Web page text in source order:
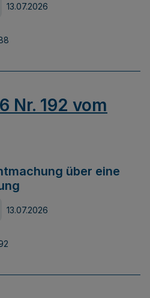
13.07.2026
Nr. 192 vom
über eine
13.07.2026